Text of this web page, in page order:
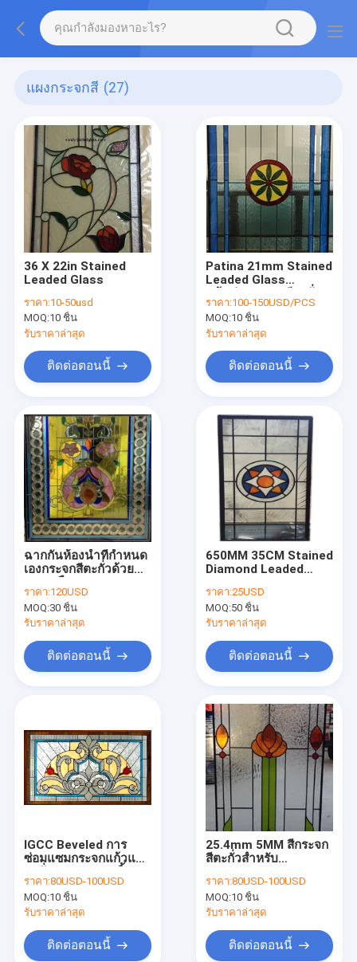
แผงกระจกสี (27)
36 X 22in Stained
Leaded Glass
ราคา:10-50usd
MOQ:10 ชิ้น
รับราคาล่าสุด
ติดต่อตอนนี้
Patina 21mm Stained
Leaded Glass
วินเทจ IGCC
ราคา:100-150USD/PCS
MOQ:10 ชิ้น
รับราคาล่าสุด
ติดต่อตอนนี้
ฉากกั้นห้องน้ำที่กำหนด
เองกระจกสีตะกั่วด้วย
หนา 1 "
ราคา:120USD
MOQ:30 ชิ้น
รับราคาล่าสุด
ติดต่อตอนนี้
650MM 35CM Stained
Diamond Leaded
Windows Satin Nickel
ราคา:25USD
MOQ:50 ชิ้น
รับราคาล่าสุด
ติดต่อตอนนี้
IGCC Beveled การ
ซ่อมแซมกระจกแก้วแสง
ราคา:80USD-100USD
MOQ:10 ชิ้น
รับราคาล่าสุด
ติดต่อตอนนี้
25.4mm 5MM สีกระจก
สีตะกั่วสำหรับ
Patina
ราคา:80USD-100USD
MOQ:10 ชิ้น
รับราคาล่าสุด
ติดต่อตอนนี้